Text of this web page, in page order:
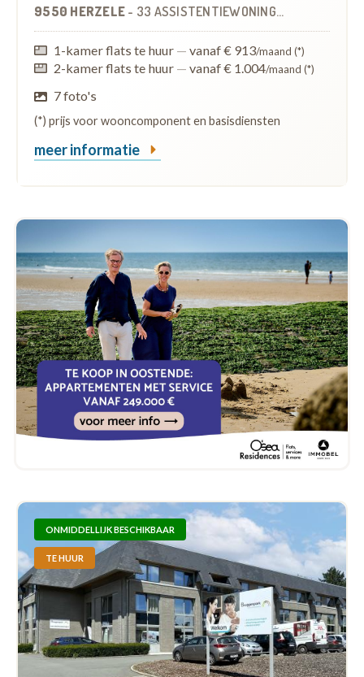
9550 HERZELE - 33 ASSISTENTIEWONINGEN
1-kamer flats te huur — vanaf € 913/maand (*)
2-kamer flats te huur — vanaf € 1.004/maand (*)
7 foto's
(*) prijs voor wooncomponent en basisdiensten
meer informatie
ONMIDDELLIJK BESCHIKBAAR
TE HUUR